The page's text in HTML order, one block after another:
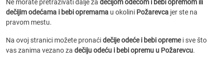
Ne morate pretraživati dalje za dečijom odećom i bebi opremom ili
dečijim odećama i bebi opremama u okolini Požarevca jer ste na
pravom mestu.
Na ovoj stranici možete pronaćidečije odeće i bebi opremei sve što
vas zanima vezano za dečiju odeću i bebi opremu u Požarevcu.